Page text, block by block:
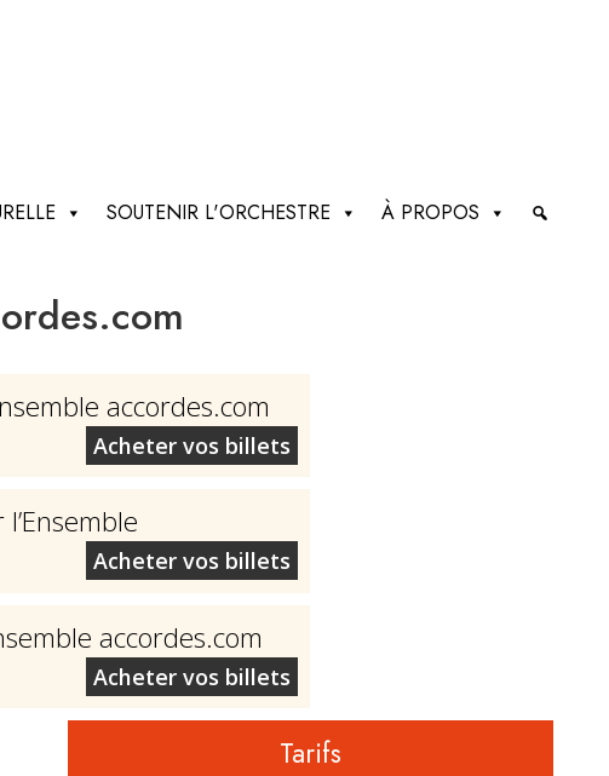
SOUTENIR L'ORCHESTRE À PROPOS
accordes.com
Acheter vos billets
l’Ensemble
Acheter vos billets
accordes.com
Acheter vos billets
Tarifs